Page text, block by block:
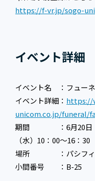
https://f-vr.jp/sogo-
イベント詳細
イベント名 ：フュー
イベント詳細： https://
unicom.co.jp/funeral/
期間 ：6月20日（火
（水）10：00〜16：30
場所 ：パシフィコ
小間番号 ：B-25